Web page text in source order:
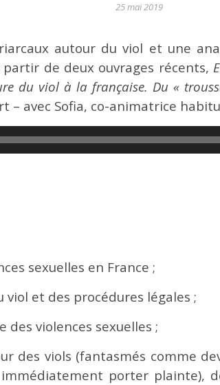
25 mai 2019
autour du viol et une
de deux ouvrages récents,
du viol à la française. Du «
– avec Sofia, co-animatrice
sexuelles en France ;
et des procédures légales ;
violences sexuelles ;
des viols (fantasmés comme
porter plainte),